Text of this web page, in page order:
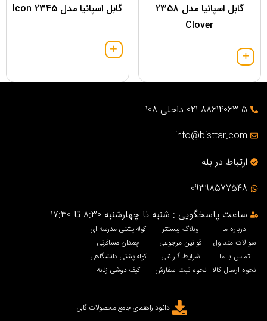
گابل اسپانیا مدل 2358
Clover
گابل اسپانیا مدل 2345 Icon
021-88614063-5 داخلی 108
info@bisttar.com
ارتباط در بله
09398577548
ساعت پاسخگویی : شنبه تا چهارشنبه 8:30 تا 17:30
درباره ما
سوالات متداول
تماس با ما
نحوه ارسال کالا
وبلاگ بیستتر
قوانین مرجوعی
شرایط گارانتی
نحوه ثبت سفارش
کوله پشتی مدرسه ای
چمدان مسافرتی
کوله پشتی دانشگاهی
کیف دوشی زنانه
دانلود راهنمای جامع محصولات گابل